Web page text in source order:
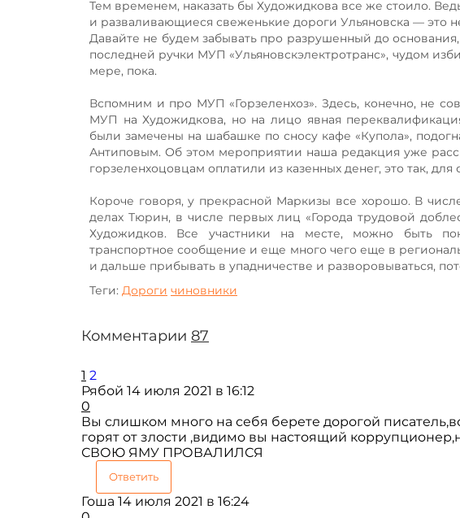
Тем временем, наказать бы Художидкова все же стоило.
и разваливающиеся свеженькие дороги Ульяновска — это
Давайте не будем забывать про разрушенный до
последней ручки МУП «Ульяновскэлектротранс», чудом
мере, пока.
Вспомним и про МУП «Горзеленхоз». Здесь, конечно, не
МУП на Художидкова, но на лицо явная
были замечены на шабашке по сносу кафе «Купола»,
Антиповым. Об этом мероприятии наша редакция уже
горзеленхоцовцам оплатили из казенных денег, это так, для
Короче говоря, у прекрасной Маркизы все хорошо. В
делах Тюрин, в числе первых лиц «Города трудовой
Художидков. Все участники на месте, можно быть
транспортное сообщение и еще много чего еще в
и дальше прибывать в упадничестве и разворовываться,
Теги: Дороги чиновники
Комментарии 87
1 2
Рябой 14 июля 2021 в 16:12
0
Вы слишком много на себя берете дорогой
горят от злости ,видимо вы настоящий
СВОЮ ЯМУ ПРОВАЛИЛСЯ
Ответить
Гоша 14 июля 2021 в 16:24